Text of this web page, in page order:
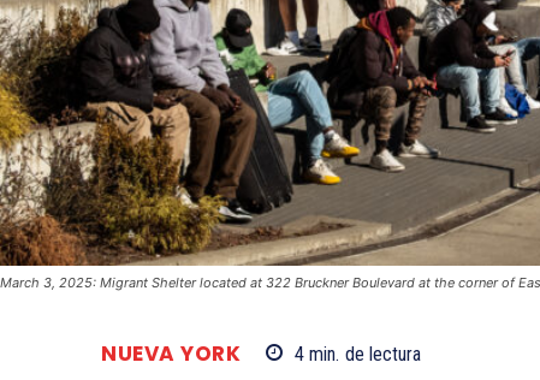
March 3, 2025: Migrant Shelter located at 322 Bruckner Boulevard at the corner of
NUEVA YORK 4 min. de lectura